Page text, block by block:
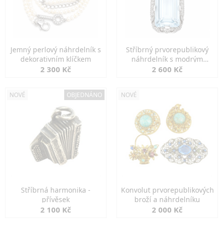
Jemný perlový náhrdelník s
dekorativním klíčkem
2 300 Kč
Stříbrný prvorepublikový
náhrdelník s modrým
spinelem
2 600 Kč
NOVÉ OBJEDNÁNO
Stříbrná harmonika -
přívěsek
2 100 Kč
NOVÉ
Konvolut prvorepublikových
broží a náhrdelníku
2 000 Kč